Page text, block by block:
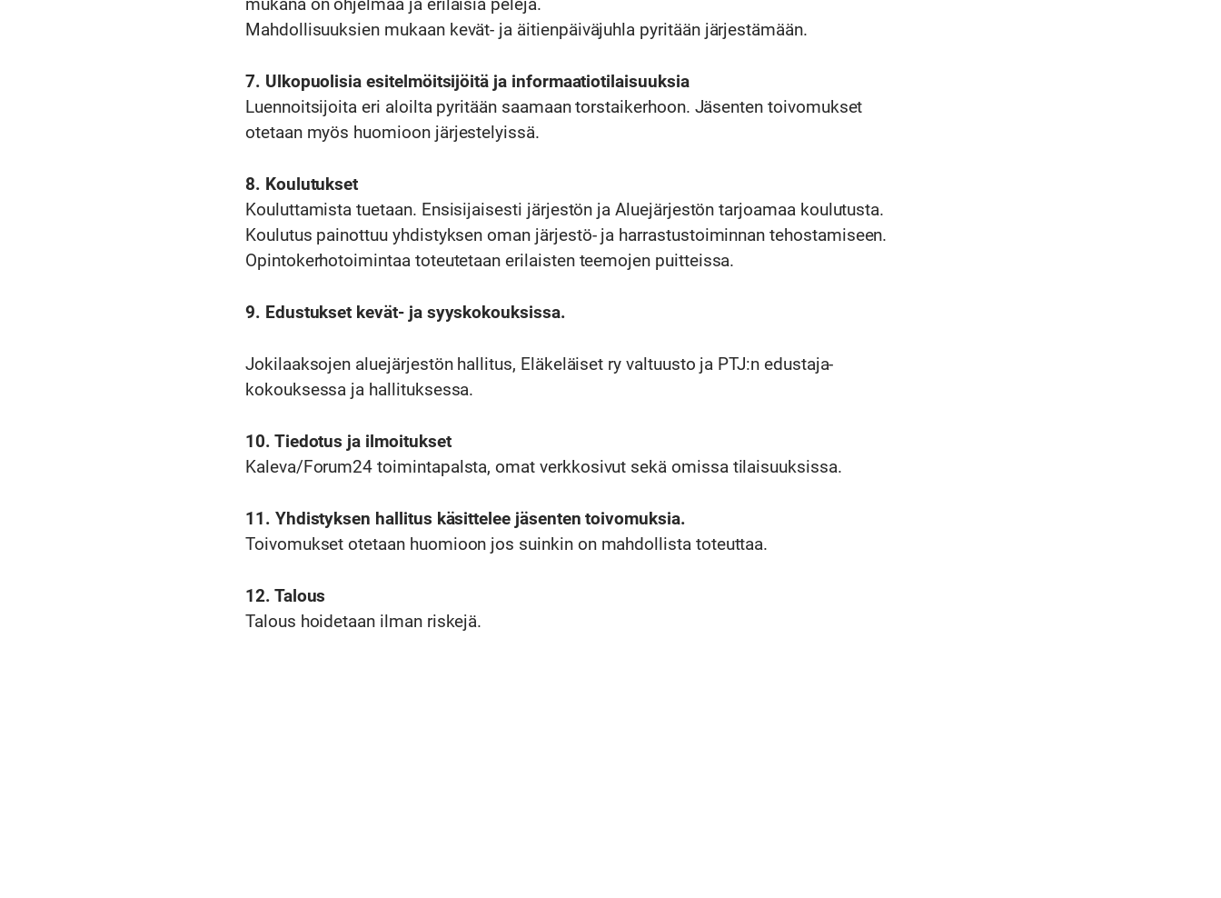
mukana on ohjelmaa ja erilaisia pelejä.
Mahdollisuuksien mukaan kevät- ja äitienpäiväjuhla pyritään järjestämään.
7. Ulkopuolisia esitelmöitsijöitä ja informaatiotilaisuuksia
Luennoitsijoita eri aloilta pyritään saamaan torstaikerhoon. Jäsenten toivomukset
otetaan myös huomioon järjestelyissä.
8. Koulutukset
Kouluttamista tuetaan. Ensisijaisesti järjestön ja Aluejärjestön tarjoamaa koulutusta.
Koulutus painottuu yhdistyksen oman järjestö- ja harrastustoiminnan tehostamiseen.
Opintokerhotoimintaa toteutetaan erilaisten teemojen puitteissa.
9. Edustukset kevät- ja syyskokouksissa.
Jokilaaksojen aluejärjestön hallitus, Eläkeläiset ry valtuusto ja PTJ:n edustaja-
kokouksessa ja hallituksessa.
10. Tiedotus ja ilmoitukset
Kaleva/Forum24 toimintapalsta, omat verkkosivut sekä omissa tilaisuuksissa.
11. Yhdistyksen hallitus käsittelee jäsenten toivomuksia.
Toivomukset otetaan huomioon jos suinkin on mahdollista toteuttaa.
12. Talous
Talous hoidetaan ilman riskejä.